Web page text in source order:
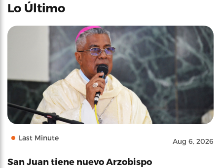
Lo Último
Last Minute Aug 6, 2026
San Juan tiene nuevo Arzobispo